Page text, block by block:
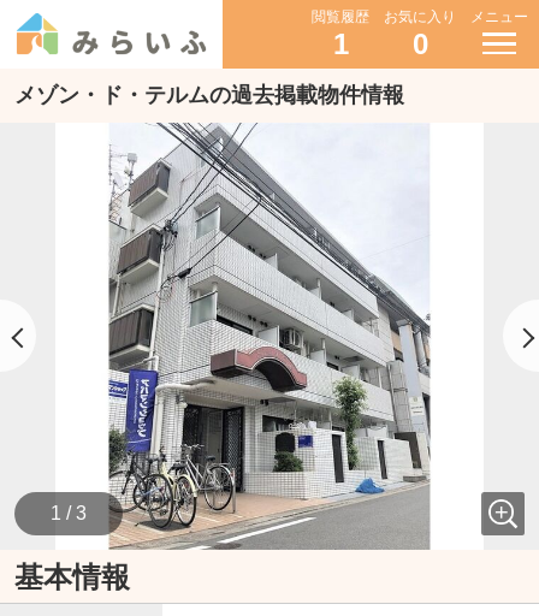
閲覧履歴
1
お気に入り
0
メニュー
メゾン・ド・テルムの過去掲載物件情報
1 / 3
基本情報